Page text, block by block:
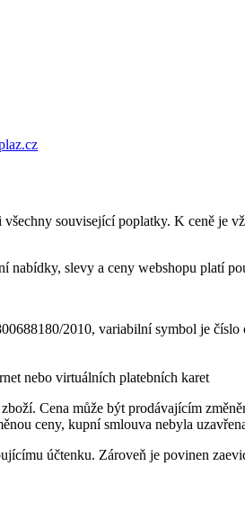
související poplatky. K ceně je
nabídky, slevy a ceny webshopu platí
2010, variabilní symbol je
nebo virtuálních platebních karet
Cena může být prodávajícím
ceny, kupní smlouva nebyla
účtenku. Zároveň je povinen